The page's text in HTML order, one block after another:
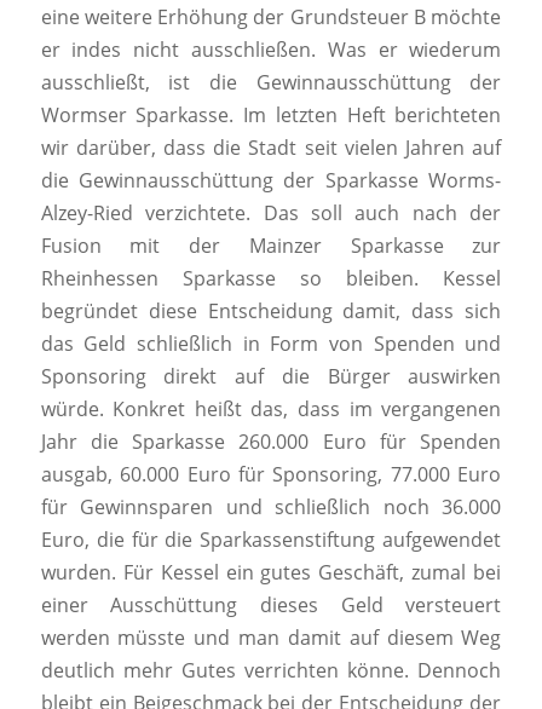
eine weitere Erhöhung der Grundsteuer B möchte
er indes nicht ausschließen. Was er wiederum
ausschließt, ist die Gewinnausschüttung der
Wormser Sparkasse. Im letzten Heft berichteten
wir darüber, dass die Stadt seit vielen Jahren auf
die Gewinnausschüttung der Sparkasse Worms-
Alzey-Ried verzichtete. Das soll auch nach der
Fusion mit der Mainzer Sparkasse zur
Rheinhessen Sparkasse so bleiben. Kessel
begründet diese Entscheidung damit, dass sich
das Geld schließlich in Form von Spenden und
Sponsoring direkt auf die Bürger auswirken
würde. Konkret heißt das, dass im vergangenen
Jahr die Sparkasse 260.000 Euro für Spenden
ausgab, 60.000 Euro für Sponsoring, 77.000 Euro
für Gewinnsparen und schließlich noch 36.000
Euro, die für die Sparkassenstiftung aufgewendet
wurden. Für Kessel ein gutes Geschäft, zumal bei
einer Ausschüttung dieses Geld versteuert
werden müsste und man damit auf diesem Weg
deutlich mehr Gutes verrichten könne. Dennoch
bleibt ein Beigeschmack bei der Entscheidung der